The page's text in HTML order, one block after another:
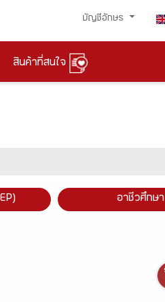
บัญชีอักษร
สินค้าที่สนใจ
อาชีวศึกษา